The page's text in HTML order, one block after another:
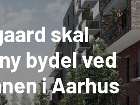
skal
bydel ved
i Aarhus